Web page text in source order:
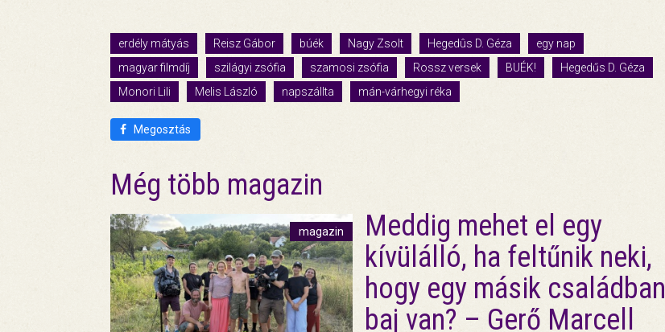
erdély mátyás Reisz Gábor búék Nagy Zsolt Hegedûs D. Géza
egy nap
magyar filmdíj
szilágyi zsófia szamosi zsófia Rossz versek BUÉK!
Hegedűs D. Géza
Monori Lili
Melis László napszállta mán-várhegyi réka
Megosztás
Még több magazin
magazin
Meddig mehet el egy
kívülálló, ha feltűnik neki,
hogy egy másik családban
baj van? – Gerő Marcell